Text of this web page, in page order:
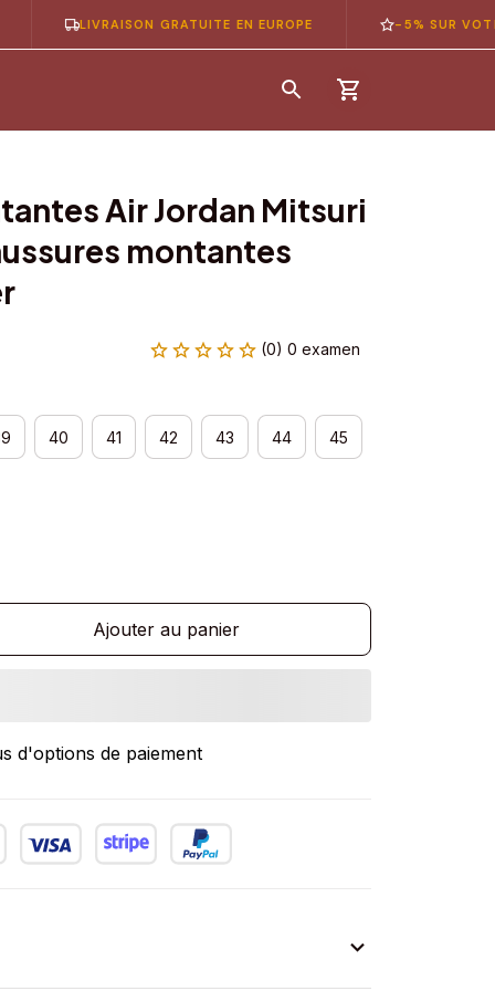
LIVRAISON GRATUITE EN EUROPE -5% SUR VOTRE
Air Jordan Mitsuri
montantes
(0) 0 examen
40 41 42 43 44 45
Ajouter au panier
d'options de paiement